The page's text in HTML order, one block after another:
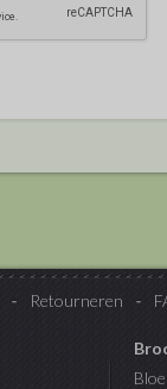
Retourneren